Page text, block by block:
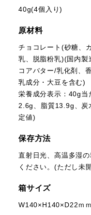
40g(4個入り)
原材料
チョコレート(砂糖、
乳、脱脂粉乳)(国内製
コアバター/乳化剤、
乳成分・大豆を含む)
栄養成分表示：40g
2.6g、脂質13.9g、炭
定値)
保存方法
直射日光、高温多湿
ください。(ただし未
箱サイズ
W140×H140×D22ｍｍ